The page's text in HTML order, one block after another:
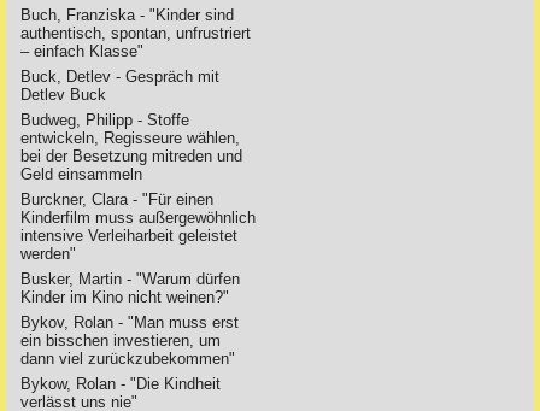
Buch, Franziska - "Kinder sind
authentisch, spontan, unfrustriert
– einfach Klasse"
Buck, Detlev - Gespräch mit
Detlev Buck
Budweg, Philipp - Stoffe
entwickeln, Regisseure wählen,
bei der Besetzung mitreden und
Geld einsammeln
Burckner, Clara - "Für einen
Kinderfilm muss außergewöhnlich
intensive Verleiharbeit geleistet
werden"
Busker, Martin - "Warum dürfen
Kinder im Kino nicht weinen?"
Bykov, Rolan - "Man muss erst
ein bisschen investieren, um
dann viel zurückzubekommen"
Bykow, Rolan - "Die Kindheit
verlässt uns nie"